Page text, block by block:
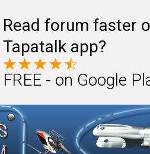
Read forum faster
Tapatalk app?
FREE - on Google